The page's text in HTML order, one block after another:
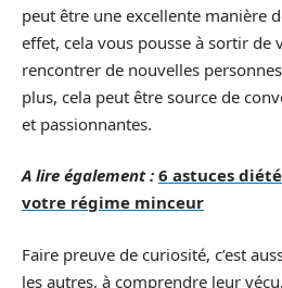
peut être une excellente manière
effet, cela vous pousse à sortir de
rencontrer de nouvelles
plus, cela peut être source de
et passionnantes.
A lire également : 6 astuces
votre régime minceur
Faire preuve de curiosité, c’est
les autres, à comprendre leur